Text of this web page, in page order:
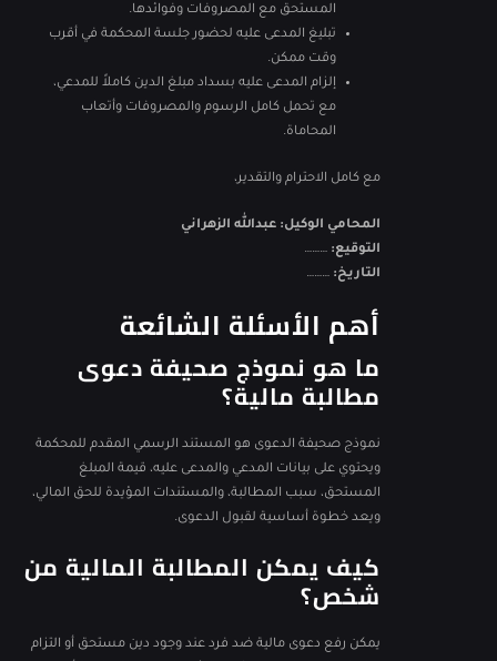
المستحق مع المصروفات وفوائدها.
تبليغ المدعى عليه لحضور جلسة المحكمة في أقرب
وقت ممكن.
إلزام المدعى عليه بسداد مبلغ الدين كاملاً للمدعي،
مع تحمل كامل الرسوم والمصروفات وأتعاب
المحاماة.
مع كامل الاحترام والتقدير،
المحامي الوكيل: عبدالله الزهراني
التوقيع: ………
التاريخ: ………
أهم الأسئلة الشائعة
ما هو نموذج صحيفة دعوى
مطالبة مالية؟
نموذج صحيفة الدعوى هو المستند الرسمي المقدم للمحكمة
ويحتوي على بيانات المدعي والمدعى عليه، قيمة المبلغ
المستحق، سبب المطالبة، والمستندات المؤيدة للحق المالي،
ويعد خطوة أساسية لقبول الدعوى.
كيف يمكن المطالبة المالية من
شخص؟
يمكن رفع دعوى مالية ضد فرد عند وجود دين مستحق أو التزام